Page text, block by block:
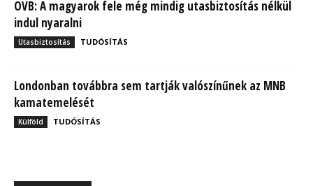
OVB: A magyarok fele még mindig utasbiztosítás nélkül
indul nyaralni
Utasbiztosítás TUDÓSÍTÁS
Londonban továbbra sem tartják valószínűnek az MNB
kamatemelését
Külföld TUDÓSÍTÁS